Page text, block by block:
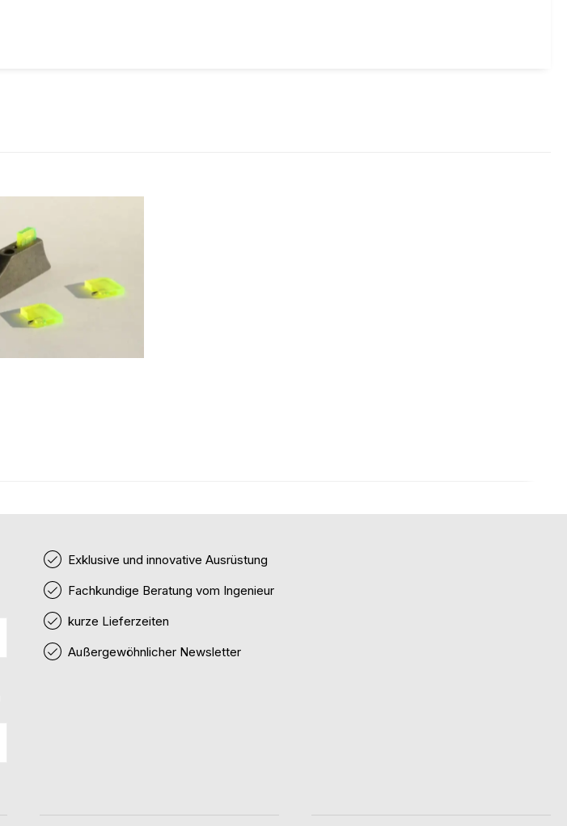
Exklusive und innovative Ausrüstung
Fachkundige Beratung vom Ingenieur
kurze Lieferzeiten
Außergewöhnlicher Newsletter